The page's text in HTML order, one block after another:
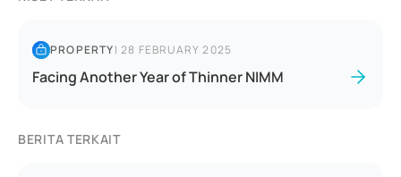
PROPERTY|28 FEBRUARY 2025
Facing Another Year of Thinner NIMM
BERITA TERKAIT